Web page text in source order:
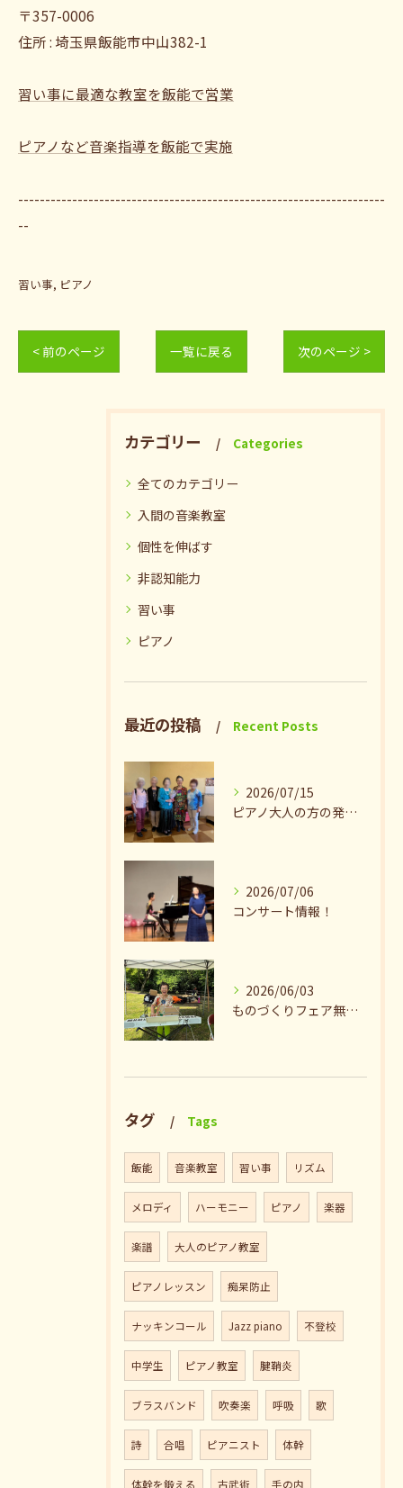
〒357-0006
住所 : 埼玉県飯能市中山382-1
習い事に最適な教室を飯能で営業
ピアノなど音楽指導を飯能で実施
--------------------------------------------------------------------
--
習い事 ピアノ
< 前のページ 一覧に戻る 次のページ >
カテゴリー Categories
全てのカテゴリー
入間の音楽教室
個性を伸ばす
非認知能力
習い事
ピアノ
最近の投稿 Recent Posts
2026/07/15
ピアノ大人の方の発表会兼ねたお茶会🎵
2026/07/06
コンサート情報！
2026/06/03
ものづくりフェア無事終了♪ありがとうございました。
タグ Tags
飯能 音楽教室 習い事 リズム
メロディ ハーモニー ピアノ 楽器
楽譜 大人のピアノ教室
ピアノレッスン 痴呆防止
ナッキンコール Jazz piano 不登校
中学生 ピアノ教室 腱鞘炎
ブラスバンド 吹奏楽 呼吸 歌
詩 合唱 ピアニスト 体幹
体幹を鍛える 古武術 手の内